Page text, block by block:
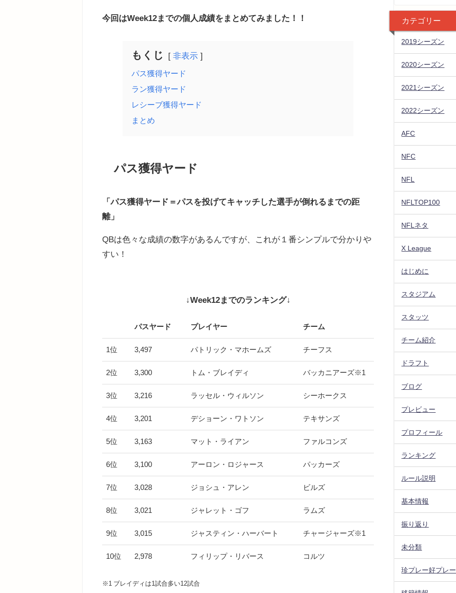
今回はWeek12までの個人成績をまとめてみました！！
もくじ 非表示
パス獲得ヤード
ラン獲得ヤード
レシーブ獲得ヤード
まとめ
パス獲得ヤード
「パス獲得ヤード＝パスを投げてキャッチした選手が倒れるまでの距
離」
QBは色々な成績の数字があるんですが、これが１番シンプルで分かりや
すい！
↓Week12までのランキング↓
パスヤード プレイヤー チーム
1位 3,497 パトリック・マホームズ チーフス
2位 3,300 トム・ブレイディ バッカニアーズ※1
3位 3,216 ラッセル・ウィルソン シーホークス
4位 3,201 デショーン・ワトソン テキサンズ
5位 3,163 マット・ライアン ファルコンズ
6位 3,100 アーロン・ロジャース パッカーズ
7位 3,028 ジョシュ・アレン ビルズ
8位 3,021 ジャレット・ゴフ ラムズ
9位 3,015 ジャスティン・ハーバート チャージャーズ※1
10位 2,978 フィリップ・リバース コルツ
※1 ブレイディは1試合多い12試合
カテゴリー
2019シーズン
2020シーズン
2021シーズン
2022シーズン
AFC
NFC
NFL
NFLTOP100
NFLネタ
X League
はじめに
スタジアム
スタッツ
チーム紹介
ドラフト
ブログ
プレビュー
プロフィール
ランキング
ルール説明
基本情報
振り返り
未分類
珍プレー好プレー